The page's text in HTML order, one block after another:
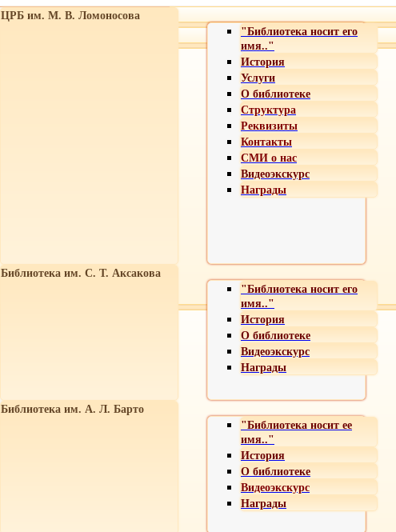
ЦРБ им. М. В. Ломоносова
"Библиотека носит его
имя.."
История
Услуги
О библиотеке
Структура
Реквизиты
Контакты
СМИ о нас
Видеоэкскурс
Награды
Библиотека им. С. Т. Аксакова
"Библиотека носит его
имя.."
История
О библиотеке
Видеоэкскурс
Награды
Библиотека им. А. Л. Барто
"Библиотека носит ее
имя.."
История
О библиотеке
Видеоэкскурс
Награды